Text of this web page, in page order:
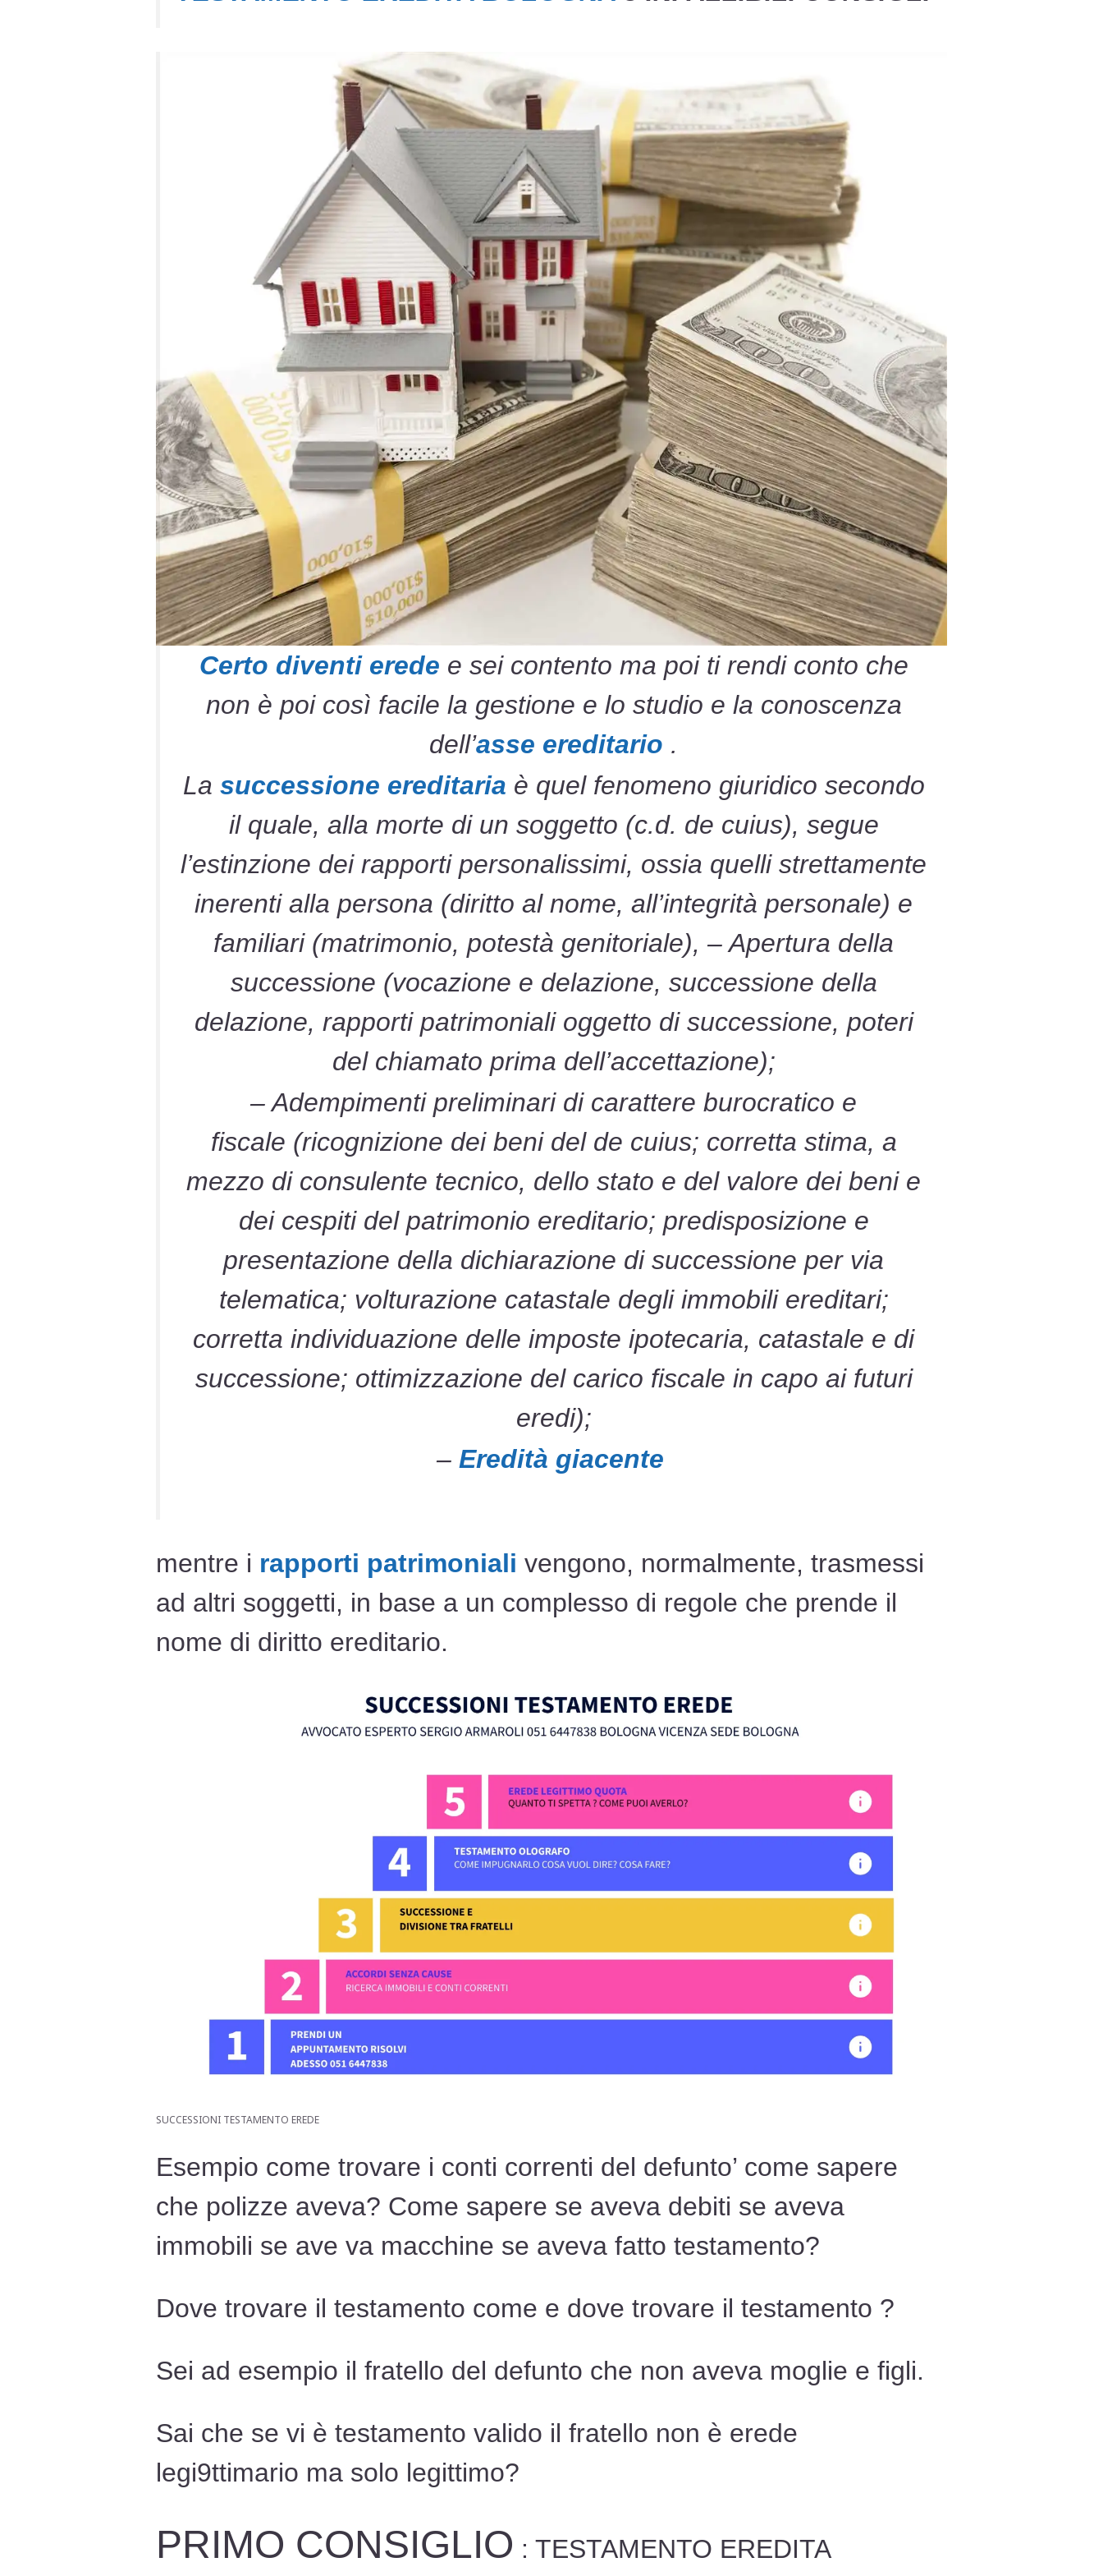
Certo diventi erede e sei contento ma poi ti rendi conto che
non è poi così facile la gestione e lo studio e la conoscenza
dell’asse ereditario .
La successione ereditaria è quel fenomeno giuridico secondo
il quale, alla morte di un soggetto (c.d. de cuius), segue
l’estinzione dei rapporti personalissimi, ossia quelli strettamente
inerenti alla persona (diritto al nome, all’integrità personale) e
familiari (matrimonio, potestà genitoriale), – Apertura della
successione (vocazione e delazione, successione della
delazione, rapporti patrimoniali oggetto di successione, poteri
del chiamato prima dell’accettazione);
– Adempimenti preliminari di carattere burocratico e
fiscale (ricognizione dei beni del de cuius; corretta stima, a
mezzo di consulente tecnico, dello stato e del valore dei beni e
dei cespiti del patrimonio ereditario; predisposizione e
presentazione della dichiarazione di successione per via
telematica; volturazione catastale degli immobili ereditari;
corretta individuazione delle imposte ipotecaria, catastale e di
successione; ottimizzazione del carico fiscale in capo ai futuri
eredi);
– Eredità giacente
mentre i rapporti patrimoniali vengono, normalmente, trasmessi
ad altri soggetti, in base a un complesso di regole che prende il
nome di diritto ereditario.
SUCCESSIONI TESTAMENTO EREDE
Esempio come trovare i conti correnti del defunto’ come sapere
che polizze aveva? Come sapere se aveva debiti se aveva
immobili se ave va macchine se aveva fatto testamento?
Dove trovare il testamento come e dove trovare il testamento ?
Sei ad esempio il fratello del defunto che non aveva moglie e figli.
Sai che se vi è testamento valido il fratello non è erede
legi9ttimario ma solo legittimo?
PRIMO CONSIGLIO : TESTAMENTO EREDITA